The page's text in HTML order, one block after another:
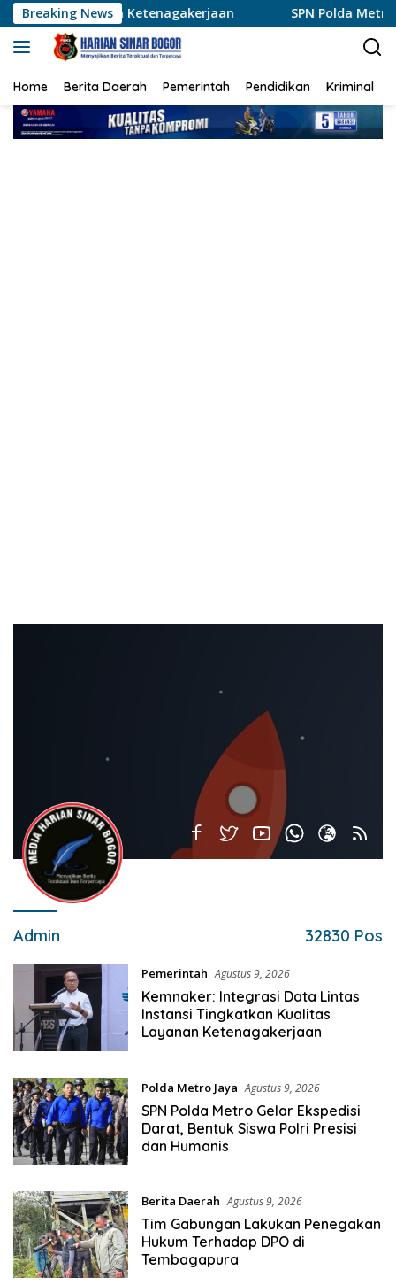
Langsung
ke
konten
Breaking News
Ketenagakerjaan SPN Polda Metro Gelar
Home Berita Daerah Pemerintah Pendidikan Kriminal
Admin 32830 Pos
Pemerintah Agustus 9, 2026
Kemnaker: Integrasi Data Lintas
Instansi Tingkatkan Kualitas
Layanan Ketenagakerjaan
Polda Metro Jaya Agustus 9, 2026
SPN Polda Metro Gelar Ekspedisi
Darat, Bentuk Siswa Polri Presisi
dan Humanis
Berita Daerah Agustus 9, 2026
Tim Gabungan Lakukan Penegakan
Hukum Terhadap DPO di
Tembagapura